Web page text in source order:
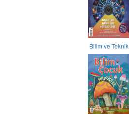
Bilim ve Teknik